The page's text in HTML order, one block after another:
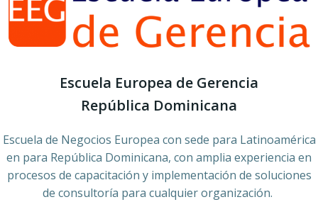
Escuela Europea de Gerencia
República Dominicana
Escuela de Negocios Europea con sede para Latinoamérica
en para República Dominicana, con amplia experiencia en
procesos de capacitación y implementación de soluciones
de consultoría para cualquier organización.